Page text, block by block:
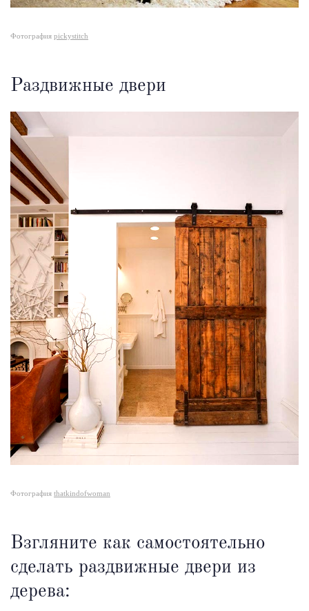
Фотография pickystitch
Раздвижные двери
Фотография thatkindofwoman
Взгляните как самостоятельно
сделать раздвижные двери из
дерева: